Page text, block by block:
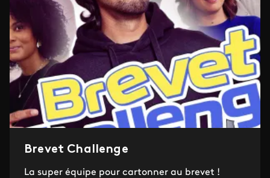
Brevet Challenge
La super équipe pour cartonner au brevet !